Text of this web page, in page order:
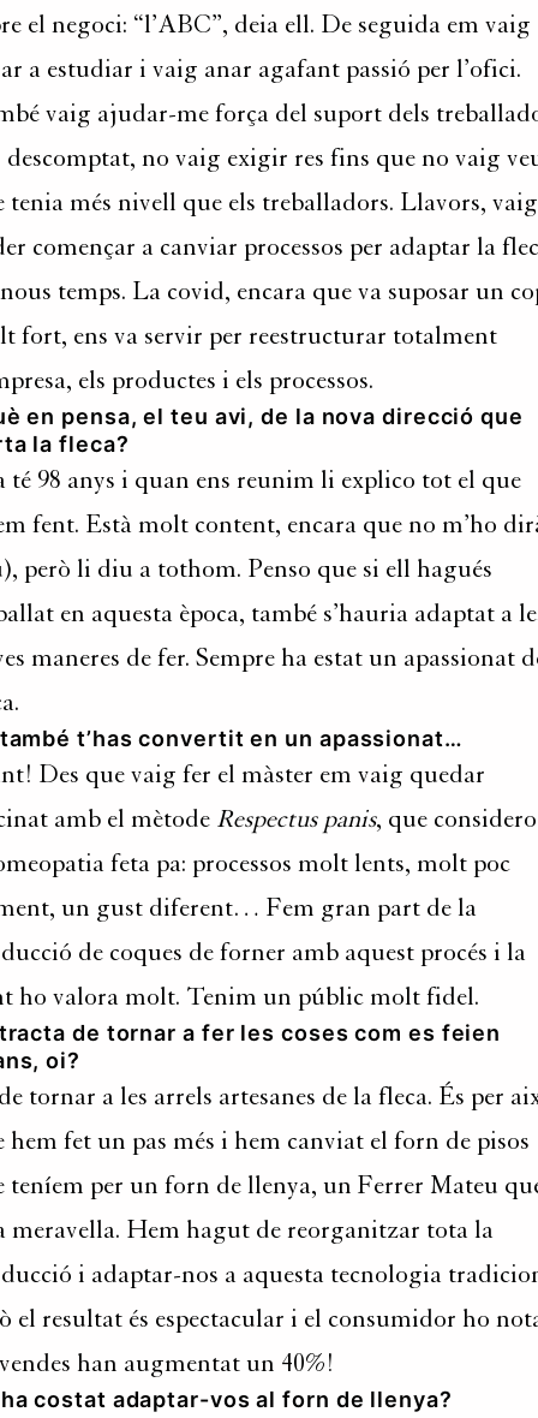
el negoci: “l’ABC”, deia ell. De seguida em vaig
a estudiar i vaig anar agafant passió per l’ofici.
vaig ajudar-me força del suport dels
descomptat, no vaig exigir res fins que no vaig
tenia més nivell que els treballadors. Llavors, vaig
començar a canviar processos per adaptar la
temps. La covid, encara que va suposar un
fort, ens va servir per reestructurar totalment
els productes i els processos.
en pensa, el teu avi, de la nova direcció que
la fleca?
té 98 anys i quan ens reunim li explico tot el que
fent. Està molt content, encara que no m’ho
però li diu a tothom. Penso que si ell hagués
en aquesta època, també s’hauria adaptat a
maneres de fer. Sempre ha estat un apassionat
t’has convertit en un apassionat…
Des que vaig fer el màster em vaig quedar
amb el mètode Respectus panis, que considero
feta pa: processos molt lents, molt poc
un gust diferent… Fem gran part de la
de coques de forner amb aquest procés i la
ho valora molt. Tenim un públic molt fidel.
de tornar a fer les coses com es feien
oi?
tornar a les arrels artesanes de la fleca. És per
hem fet un pas més i hem canviat el forn de pisos
teníem per un forn de llenya, un Ferrer Mateu
meravella. Hem hagut de reorganitzar tota la
i adaptar-nos a aquesta tecnologia
el resultat és espectacular i el consumidor ho
han augmentat un 40%!
costat adaptar-vos al forn de llenya?